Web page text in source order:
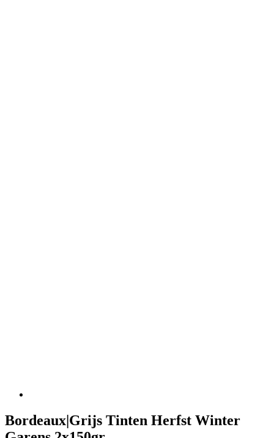
Bordeaux|Grijs Tinten Herfst Winter